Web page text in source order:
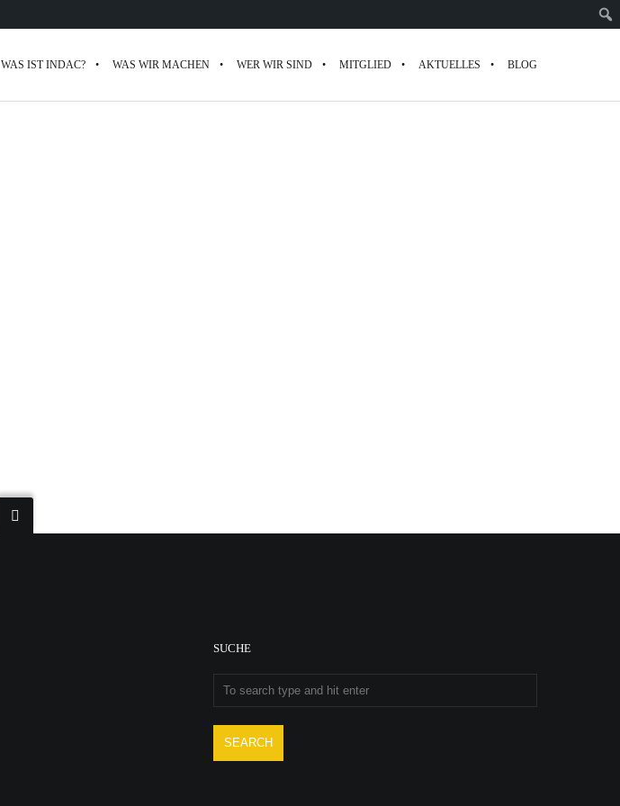
WAS IST INDAC? WAS WIR MACHEN WER WIR SIND MITGLIED AKTUELLES BLOG
SUCHE